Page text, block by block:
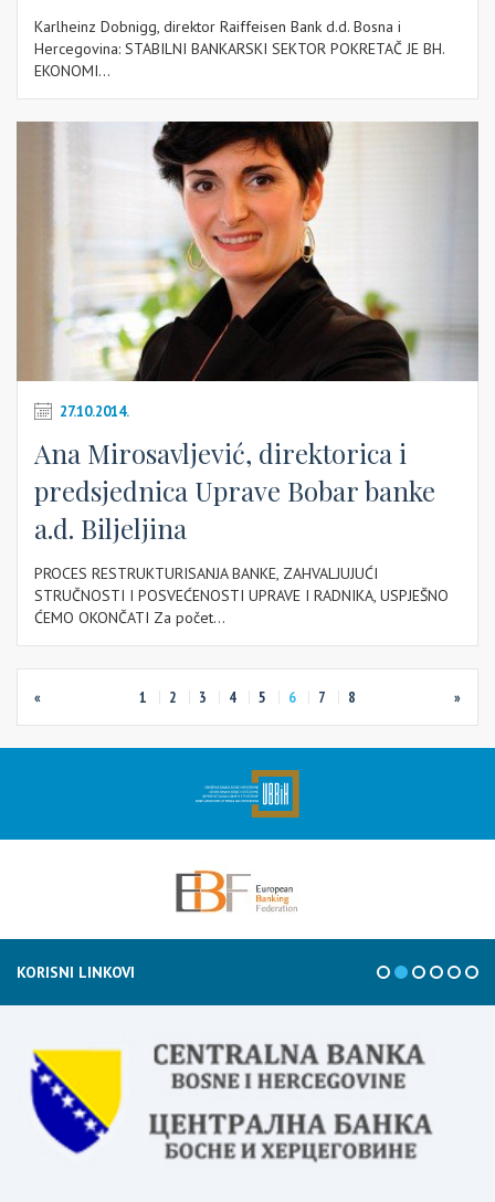
Karlheinz Dobnigg, direktor Raiffeisen Bank d.d. Bosna i
Hercegovina: STABILNI BANKARSKI SEKTOR POKRETAČ JE BH.
EKONOMI...
27.10.2014.
Ana Mirosavljević, direktorica i
predsjednica Uprave Bobar banke
a.d. Biljeljina
PROCES RESTRUKTURISANJA BANKE, ZAHVALJUJUĆI
STRUČNOSTI I POSVEĆENOSTI UPRAVE I RADNIKA, USPJEŠNO
ĆEMO OKONČATI Za počet...
« 1 2 3 4 5 6 7 8 »
KORISNI LINKOVI